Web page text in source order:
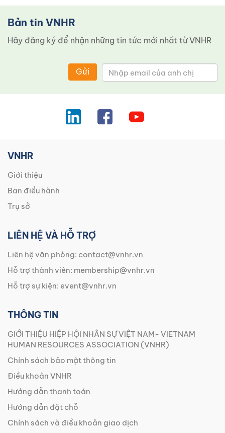
Bản tin VNHR
Hãy đăng ký để nhận những tin tức mới nhất từ ​​VNHR
Gửi
VNHR
Giới thiệu
Ban điều hành
Trụ sở
LIÊN HỆ VÀ HỖ TRỢ
Liên hệ văn phòng: contact@vnhr.vn
Hỗ trợ thành viên: membership@vnhr.vn
Hỗ trợ sự kiện: event@vnhr.vn
THÔNG TIN
GIỚI THIỆU HIỆP HỘI NHÂN SỰ VIỆT NAM- VIETNAM
HUMAN RESOURCES ASSOCIATION (VNHR)
Chính sách bảo mật thông tin
Điều khoản VNHR
Hướng dẫn thanh toán
Hướng dẫn đặt chỗ
Chính sách và điều khoản giao dịch